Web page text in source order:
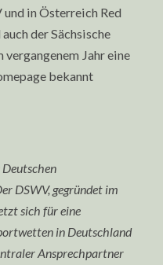
in Österreich Red
der Sächsische
Jahr eine
bekannt
DSWV, gegründet im
sich für eine
in Deutschland
Ansprechpartner